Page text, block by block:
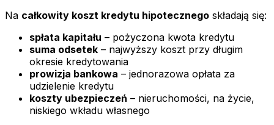
Na całkowity koszt kredytu hipotecznego składają się:
spłata kapitału – pożyczona kwota kredytu
suma odsetek – najwyższy koszt przy długim
okresie kredytowania
prowizja bankowa – jednorazowa opłata za
udzielenie kredytu
koszty ubezpieczeń – nieruchomości, na życie,
niskiego wkładu własnego